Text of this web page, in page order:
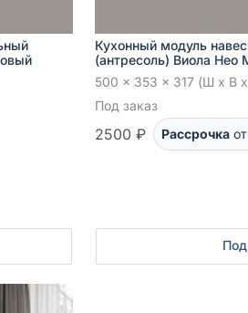
Кухонный модуль
(антресоль) Виола
500 x 353 x 317 (Ш x В
Под заказ
2500 ₽ Рассрочка